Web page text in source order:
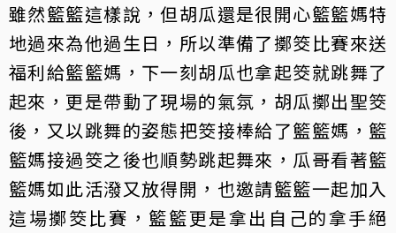
雖然籃籃這樣說，但胡瓜還是很開心籃籃媽特
地過來為他過生日，所以準備了擲筊比賽來送
福利給籃籃媽，下一刻胡瓜也拿起筊就跳舞了
起來，更是帶動了現場的氣氛，胡瓜擲出聖筊
後，又以跳舞的姿態把筊接棒給了籃籃媽，籃
籃媽接過筊之後也順勢跳起舞來，瓜哥看著籃
籃媽如此活潑又放得開，也邀請籃籃一起加入
這場擲筊比賽，籃籃更是拿出自己的拿手絕